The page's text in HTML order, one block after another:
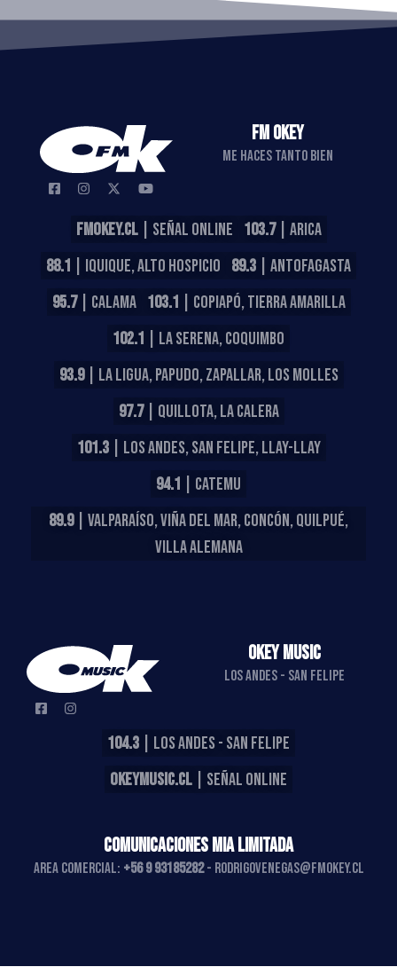
FM OKEY
ME HACES TANTO BIEN
FMOKEY.CL| SEÑAL ONLINE 103.7| ARICA
88.1 | IQUIQUE, ALTO HOSPICIO 89.3 | ANTOFAGASTA
95.7| CALAMA 103.1 | COPIAPÓ, TIERRA AMARILLA
102.1 | LA SERENA, COQUIMBO
93.9| LA LIGUA, PAPUDO, ZAPALLAR, LOS MOLLES
97.7| QUILLOTA, LA CALERA
101.3| LOS ANDES, SAN FELIPE, LLAY-LLAY
94.1 | CATEMU
89.9| VALPARAÍSO, VIÑA DEL MAR, CONCÓN, QUILPUÉ,
VILLA ALEMANA
OKEY MUSIC
LOS ANDES - SAN FELIPE
104.3 | LOS ANDES - SAN FELIPE
OKEYMUSIC.CL | SEÑAL ONLINE
COMUNICACIONES MIA LIMITADA
AREA COMERCIAL: +56 9 93185282- rodrigovenegas@fmokey.cl